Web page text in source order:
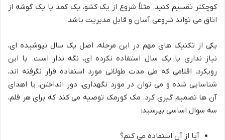
کوچکتر تقسیم کنید. مثلاً شروع از یک کشو، یک کمد یا یک گوشه از
اتاق می تواند شروعی آسان و قابل مدیریت باشد.
یکی از تکنیک های مهم در این مرحله، اصل یک سال نپوشیده ای،
نیاز نداری یا یک سال استفاده نکرده ای، نگه ندار است. با این
رویکرد، اقلامی که طی مدت طولانی مورد استفاده قرار نگرفته اند،
شناسایی شده و می توان در مورد نگهداری، دور انداختن، یا اهدای
آن ها تصمیم گیری کرد. مک کورمک توصیه می کند که برای هر قلم،
سه سوال اساسی بپرسید:
آیا از آن استفاده می کنم؟